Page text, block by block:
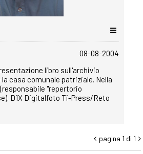
08-08-2004
libro sull'archivio
casa comunale patriziale. Nella
"repertorio
D1X Digitalfoto Ti-Press/Reto
 pagina 1 di 1 